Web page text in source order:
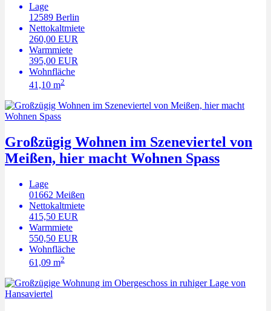
Lage
12589 Berlin
Nettokaltmiete
260,00 EUR
Warmmiete
395,00 EUR
Wohnfläche
41,10 m2
Großzügig Wohnen im Szeneviertel von
Meißen, hier macht Wohnen Spass
Lage
01662 Meißen
Nettokaltmiete
415,50 EUR
Warmmiete
550,50 EUR
Wohnfläche
61,09 m2